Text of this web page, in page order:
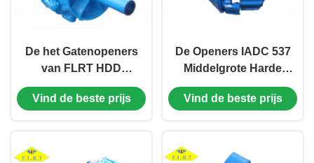
De het Gatenopeners
van FLRT HDD
combineerden Enig
van het het
Tussenvoegsel
Vind de beste prijs
De Openers IADC 537
Middelgrote Harde
HDD-Rots Reamers
van het ware
Vind de beste prijs